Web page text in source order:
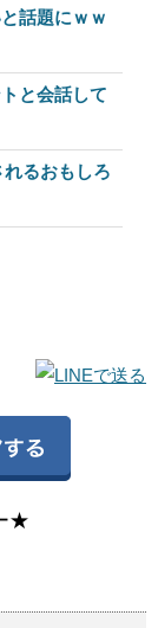
話題にｗｗ
と会話して
るおもしろ
★